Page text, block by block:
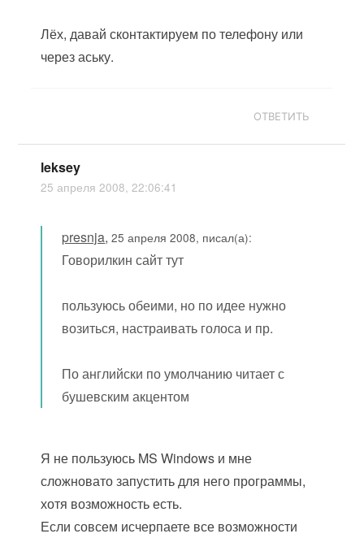
Лёх, давай сконтактируем по телефону или
через аську.
ОТВЕТИТЬ
leksey
25 апреля 2008, 22:06:41
presnja,25 апреля 2008, писал(а):
Говорилкин сайт тут
пользуюсь обеими, но по идее нужно
возиться, настраивать голоса и пр.
По английски по умолчанию читает с
бушевским акцентом
Я не пользуюсь MS Windows и мне
сложновато запустить для него программы,
хотя возможность есть.
Если совсем исчерпаете все возможности